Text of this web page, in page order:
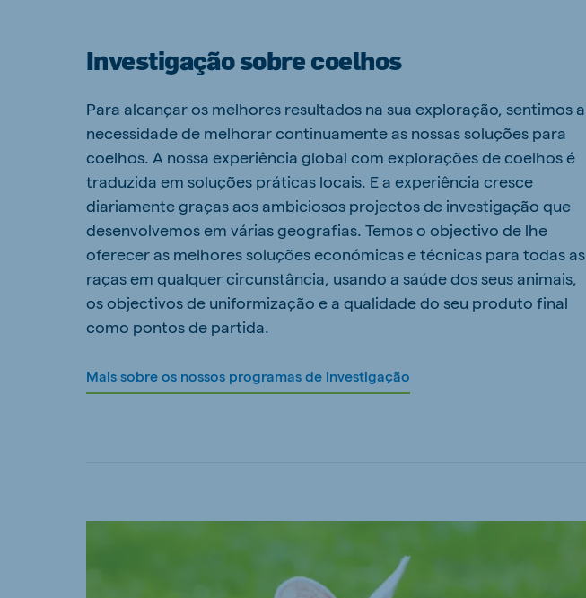
Investigação sobre coelhos
Para alcançar os melhores resultados na sua exploração, sentimos a
necessidade de melhorar continuamente as nossas soluções para
coelhos. A nossa experiência global com explorações de coelhos é
traduzida em soluções práticas locais. E a experiência cresce
diariamente graças aos ambiciosos projectos de investigação que
desenvolvemos em várias geografias. Temos o objectivo de lhe
oferecer as melhores soluções económicas e técnicas para todas as
raças em qualquer circunstância, usando a saúde dos seus animais,
os objectivos de uniformização e a qualidade do seu produto final
como pontos de partida.
Mais sobre os nossos programas de investigação